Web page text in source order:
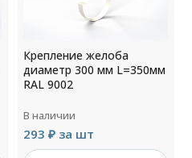
Крепление желоба
диаметр 300 мм L=350мм
RAL 9002
В наличии
293 ₽ за шт